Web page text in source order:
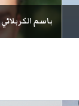
باسم الكربلائي